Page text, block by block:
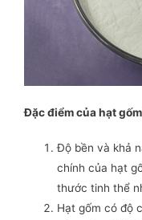
Đặc điểm của hạt
Độ bền và khả
chính của hạt
thước tinh thể
Hạt gốm có độ